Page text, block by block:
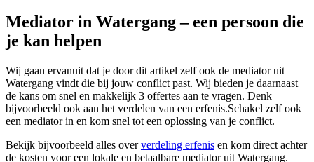
Mediator in Watergang – een persoon die
je kan helpen
Wij gaan ervanuit dat je door dit artikel zelf ook de mediator uit
Watergang vindt die bij jouw conflict past. Wij bieden je daarnaast
de kans om snel en makkelijk 3 offertes aan te vragen. Denk
bijvoorbeeld ook aan het verdelen van een erfenis.Schakel zelf ook
een mediator in en kom snel tot een oplossing van je conflict.
Bekijk bijvoorbeeld alles oververdeling erfenis en kom direct achter
de kosten voor een lokale en betaalbare mediator uit Watergang.